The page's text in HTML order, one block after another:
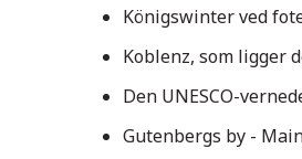
Düsseldorf
Königswinter ved
Koblenz, som ligger
Den UNESCO-
Gutenbergs by -